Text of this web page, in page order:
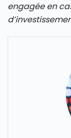
engagée en